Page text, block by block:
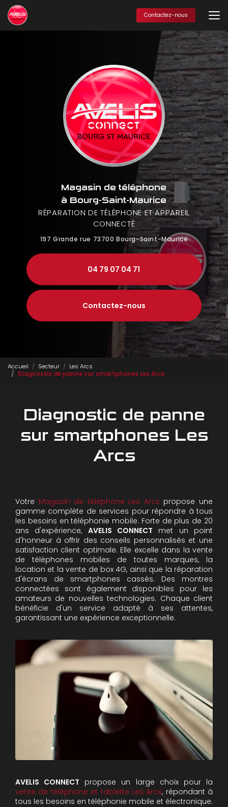
Aller
au
contenu
principal
Contactez-nous
Magasin de téléphone
à Bourg-Saint-Maurice
RÉPARATION DE TÉLÉPHONE ET APPAREIL
CONNECTÉ
197 Grande rue 73700 Bourg-Saint-Maurice
04 79 07 04 71
Contactez-nous
Accueil Secteur
Les Arcs
Diagnostic de panne sur smartphones Les Arcs
Diagnostic de panne
sur smartphones Les
Arcs
Votre Magasin de téléphone Les Arcs propose une
gamme complète de services pour répondre à tous
les besoins en téléphonie mobile. Forte de plus de 20
ans d'expérience, AVELIS CONNECT met un point
d'honneur à offrir des conseils personnalisés et une
satisfaction client optimale. Elle excelle dans la vente
de téléphones mobiles de toutes marques, la
location et la vente de box 4G, ainsi que la réparation
d'écrans de smartphones cassés. Des montres
connectées sont également disponibles pour les
amateurs de nouvelles technologies. Chaque client
bénéficie d'un service adapté à ses attentes,
garantissant une expérience exceptionnelle.
AVELIS CONNECT propose un large choix pour la
vente de téléphone et tablette Les Arcs, répondant à
tous les besoins en téléphonie mobile et électronique.